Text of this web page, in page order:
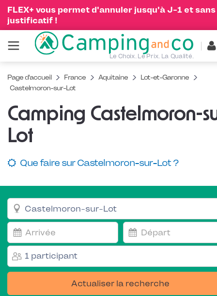
FLEX+ vous permet d'annuler jusqu'à J-1 et sans
justificatif !
Le Choix. Le Prix. La Qualité.
Page d'accueil France Aquitaine
Lot-et-Garonne
Castelmoron-sur-Lot
Camping Castelmoron-
Lot
Que faire sur Castelmoron-sur-Lot ?
1 participant
Actualiser la recherche